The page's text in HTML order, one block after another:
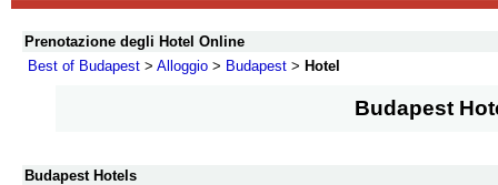
Prenotazione degli Hotel Online
Best of Budapest > Alloggio > Budapest > Hotel
Budapest
Budapest Hotels